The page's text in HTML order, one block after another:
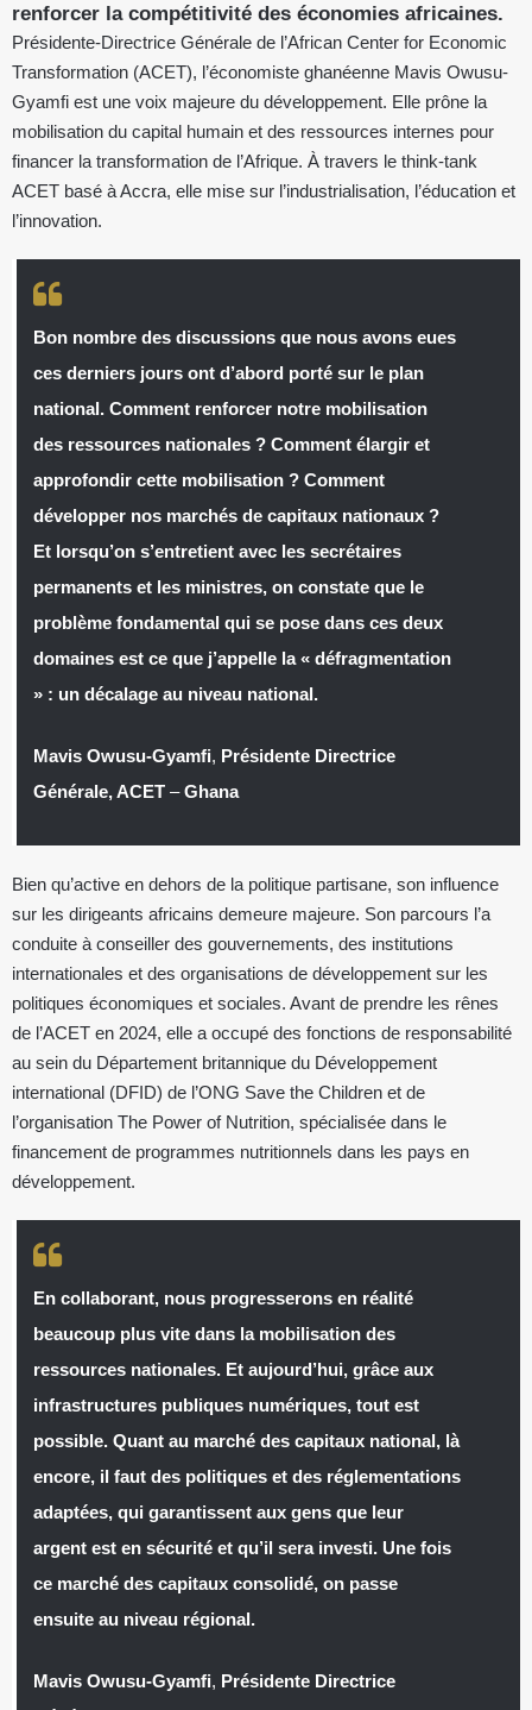
renforcer la compétitivité des économies africaines.
Présidente-Directrice Générale de l’African Center for Economic
Transformation (ACET), l’économiste ghanéenne Mavis Owusu-
Gyamfi est une voix majeure du développement. Elle prône la
mobilisation du capital humain et des ressources internes pour
financer la transformation de l’Afrique. À travers le think-tank
ACET basé à Accra, elle mise sur l’industrialisation, l’éducation et
l’innovation.
Bon nombre des discussions que nous avons eues
ces derniers jours ont d’abord porté sur le plan
national. Comment renforcer notre mobilisation
des ressources nationales ? Comment élargir et
approfondir cette mobilisation ? Comment
développer nos marchés de capitaux nationaux ?
Et lorsqu’on s’entretient avec les secrétaires
permanents et les ministres, on constate que le
problème fondamental qui se pose dans ces deux
domaines est ce que j’appelle la « défragmentation
» : un décalage au niveau national.
Mavis Owusu-Gyamfi, Présidente Directrice
Générale, ACET–Ghana
Bien qu’active en dehors de la politique partisane, son influence
sur les dirigeants africains demeure majeure. Son parcours l’a
conduite à conseiller des gouvernements, des institutions
internationales et des organisations de développement sur les
politiques économiques et sociales. Avant de prendre les rênes
de l’ACET en 2024, elle a occupé des fonctions de responsabilité
au sein du Département britannique du Développement
international (DFID) de l’ONG Save the Children et de
l’organisation The Power of Nutrition, spécialisée dans le
financement de programmes nutritionnels dans les pays en
développement.
En collaborant, nous progresserons en réalité
beaucoup plus vite dans la mobilisation des
ressources nationales. Et aujourd’hui, grâce aux
infrastructures publiques numériques, tout est
possible. Quant au marché des capitaux national, là
encore, il faut des politiques et des réglementations
adaptées, qui garantissent aux gens que leur
argent est en sécurité et qu’il sera investi. Une fois
ce marché des capitaux consolidé, on passe
ensuite au niveau régional.
Mavis Owusu-Gyamfi, Présidente Directrice